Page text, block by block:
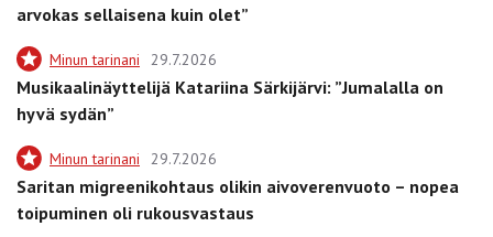
arvokas sellaisena kuin olet”
Minun tarinani 29.7.2026
Musikaalinäyttelijä Katariina Särkijärvi: ”Jumalalla on
hyvä sydän”
Minun tarinani 29.7.2026
Saritan migreenikohtaus olikin aivoverenvuoto – nopea
toipuminen oli rukousvastaus